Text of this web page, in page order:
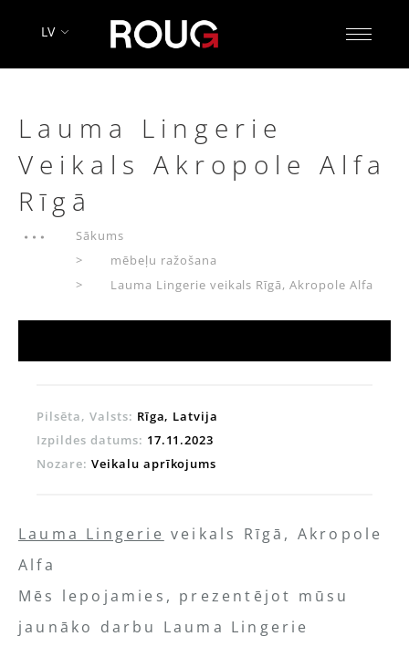
LV
Lauma Lingerie
Veikals Akropole Alfa
Rīgā
Sākums
mēbeļu ražošana
Lauma Lingerie veikals Rīgā, Akropole Alfa
Pilsēta, Valsts: Rīga, Latvija
Izpildes datums: 17.11.2023
Nozare: Veikalu aprīkojums
Lauma Lingerie veikals Rīgā, Akropole
Alfa
Mēs lepojamies, prezentējot mūsu
jaunāko darbu Lauma Lingerie